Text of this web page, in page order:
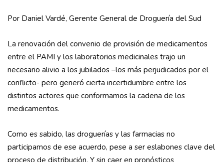
Por Daniel Vardé, Gerente General de Droguería del Sud
La renovación del convenio de provisión de medicamentos
entre el PAMI y los laboratorios medicinales trajo un
necesario alivio a los jubilados –los más perjudicados por el
conflicto- pero generó cierta incertidumbre entre los
distintos actores que conformamos la cadena de los
medicamentos.
Como es sabido, las droguerías y las farmacias no
participamos de ese acuerdo, pese a ser eslabones clave del